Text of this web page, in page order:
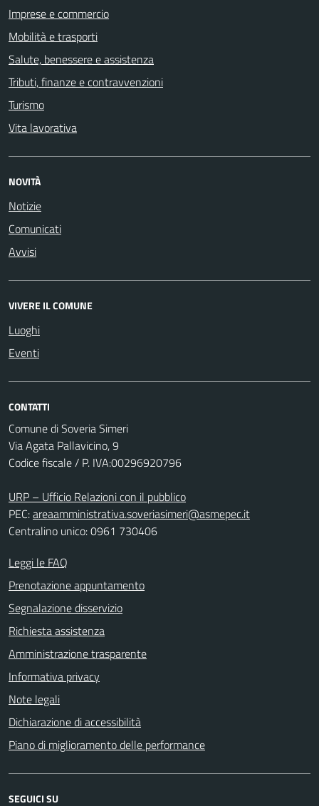
Imprese e commercio
Mobilità e trasporti
Salute, benessere e assistenza
Tributi, finanze e contravvenzioni
Turismo
Vita lavorativa
NOVITÀ
Notizie
Comunicati
Avvisi
VIVERE IL COMUNE
Luoghi
Eventi
CONTATTI
Comune di Soveria Simeri
Via Agata Pallavicino, 9
Codice fiscale / P. IVA:00296920796
URP – Ufficio Relazioni con il pubblico
PEC:areaamministrativa.soveriasimeri@asmepec.it
Centralino unico: 0961 730406
Leggi le FAQ
Prenotazione appuntamento
Segnalazione disservizio
Richiesta assistenza
Amministrazione trasparente
Informativa privacy
Note legali
Dichiarazione di accessibilità
Piano di miglioramento delle performance
SEGUICI SU